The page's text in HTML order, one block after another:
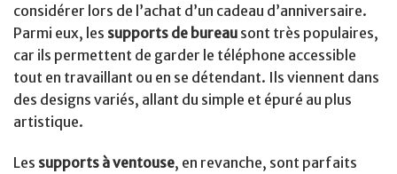
considérer lors de l’achat d’un cadeau d’anniversaire.
Parmi eux, les supports de bureau sont très populaires,
car ils permettent de garder le téléphone accessible
tout en travaillant ou en se détendant. Ils viennent dans
des designs variés, allant du simple et épuré au plus
artistique.
Les supports à ventouse, en revanche, sont parfaits